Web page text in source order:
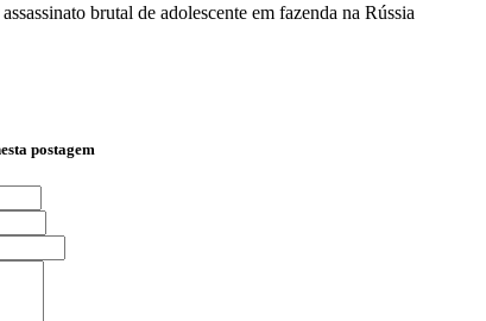
postagem